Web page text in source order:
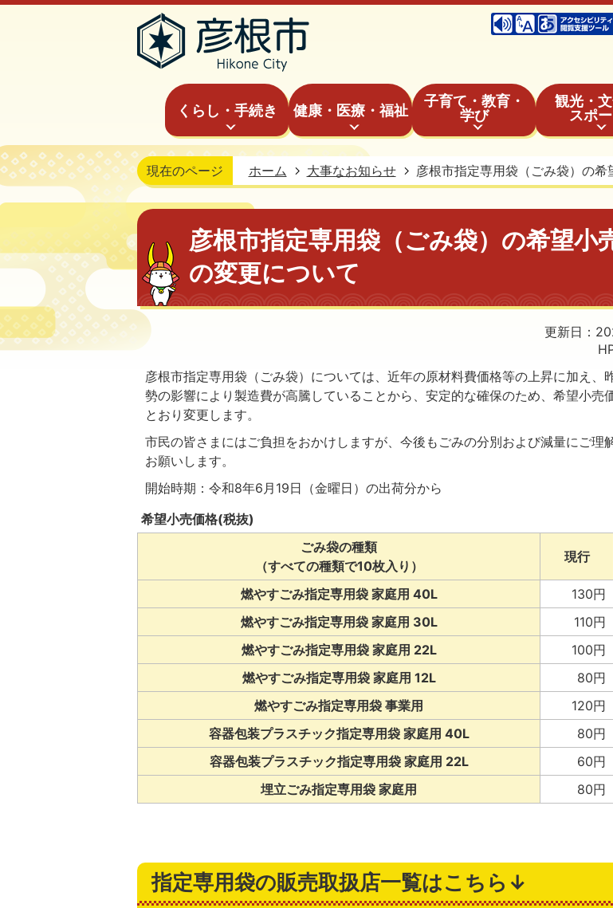
くらし・手続き 健康・医療・福祉
子育て・教育・
学び
観光・文
スポ
現在のページ ホーム 大事なお知らせ 彦根市指定専用袋（ごみ袋）の
彦根市指定専用袋（ごみ袋）の希望小
の変更について
更新日：
彦根市指定専用袋（ごみ袋）については、近年の原材料費価格等の上昇に加え、
勢の影響により製造費が高騰していることから、安定的な確保のため、希望小売
とおり変更します。
市民の皆さまにはご負担をおかけしますが、今後もごみの分別および減量にご理
お願いします。
開始時期：令和8年6月19日（金曜日）の出荷分から
希望小売価格(税抜)
ごみ袋の種類
（すべての種類で10枚入り）
現行
燃やすごみ指定専用袋 家庭用 40L 130円
燃やすごみ指定専用袋 家庭用 30L
110円
燃やすごみ指定専用袋 家庭用 22L
100円
燃やすごみ指定専用袋 家庭用 12L
80円
燃やすごみ指定専用袋 事業用
120円
容器包装プラスチック指定専用袋 家庭用 40L
80円
容器包装プラスチック指定専用袋 家庭用 22L
60円
埋立ごみ指定専用袋 家庭用
80円
指定専用袋の販売取扱店一覧はこちら↓